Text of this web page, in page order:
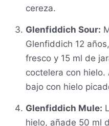
cereza.
Glenfiddich Sour:
Glenfiddich 12
fresco y 15 ml de
coctelera con
bajo con hielo
Glenfiddich Mule:
hielo, añade 50 ml